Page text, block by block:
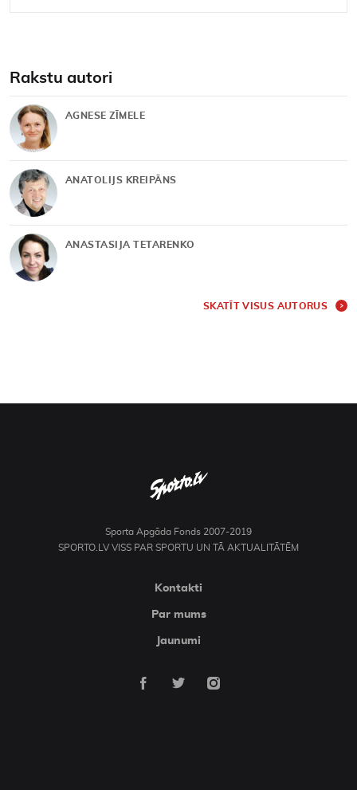
Rakstu autori
AGNESE ZĪMELE
ANATOLIJS KREIPĀNS
ANASTASIJA TETARENKO
SKATĪT VISUS AUTORUS
Sporta Apgāda Fonds 2007-2019
SPORTO.LV VISS PAR SPORTU UN TĀ AKTUALITĀTĒM
Kontakti
Par mums
Jaunumi